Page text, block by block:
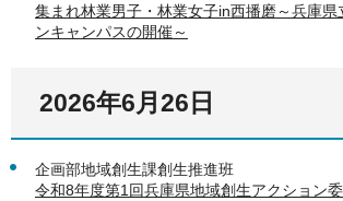
集まれ林業男子・林業女子in西播磨～兵庫
ンキャンパスの開催～
2026年6月26日
企画部地域創生課創生推進班
令和8年度第1回兵庫県地域創生アクション